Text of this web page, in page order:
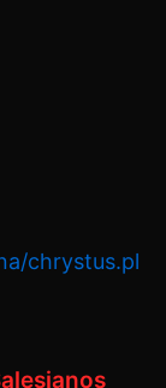
chrystus.pl